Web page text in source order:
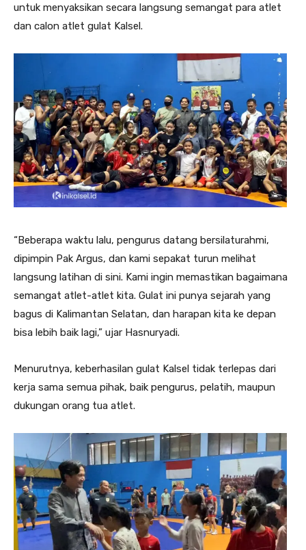
untuk menyaksikan secara langsung semangat para atlet
dan calon atlet gulat Kalsel.
“Beberapa waktu lalu, pengurus datang bersilaturahmi,
dipimpin Pak Argus, dan kami sepakat turun melihat
langsung latihan di sini. Kami ingin memastikan bagaimana
semangat atlet-atlet kita. Gulat ini punya sejarah yang
bagus di Kalimantan Selatan, dan harapan kita ke depan
bisa lebih baik lagi,” ujar Hasnuryadi.
Menurutnya, keberhasilan gulat Kalsel tidak terlepas dari
kerja sama semua pihak, baik pengurus, pelatih, maupun
dukungan orang tua atlet.